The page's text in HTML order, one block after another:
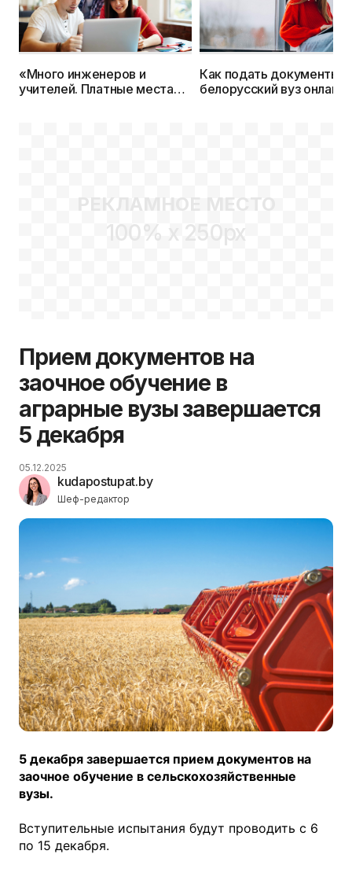
«Много инженеров и
учителей. Платные места
Как подать документы в
белорусский вуз онлайн?
РЕКЛАМНОЕ МЕСТО
100% x 250px
Прием документов на
заочное обучение в
аграрные вузы завершается
5 декабря
kudapostupat.by
Шеф-редактор
05.12.2025
5 декабря завершается прием документов на
заочное обучение в сельскохозяйственные
вузы.
Вступительные испытания будут проводить с 6
по 15 декабря.